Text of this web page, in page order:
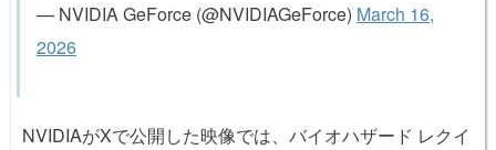
— NVIDIA GeForce (@NVIDIAGeForce) March 16,
2026
NVIDIAがXで公開した映像では、バイオハザード レクイ